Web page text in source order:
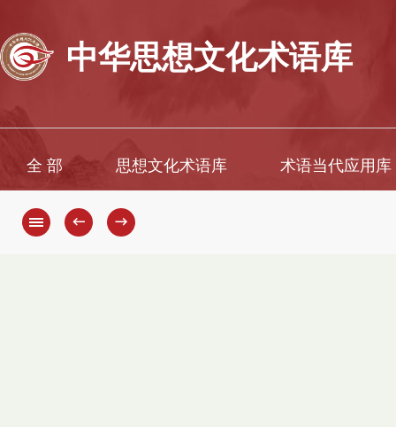
中华思想文化术语库
全 部 思想文化术语库 术语当代应用库
← →